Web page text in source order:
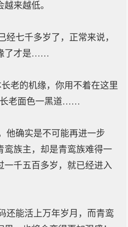
越来越低。
七千多岁了，正常来说，
了才是……
的机缘，你用不着在这里
长老面色一黑道……
确实是不可能再进一步
鸾族主，却是青鸾族难得一
一千五百多岁，就已经进入
能活上万年岁月，而青鸾